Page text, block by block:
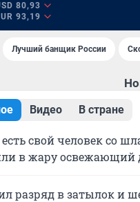
80,93
93,19
Лучший банщик России
Видео В стране
есть свой человек со
в жару освежающий
разряд в затылок и